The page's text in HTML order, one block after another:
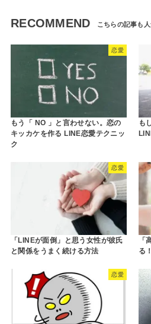
RECOMMEND
恋愛
もう「 NO 」と言わせない。恋の
キッカケを作る LINE恋愛テクニッ
ク
も
恋愛
「LINEが面倒」と思う女性が彼氏
と関係をうまく続ける方法
「
る
恋愛